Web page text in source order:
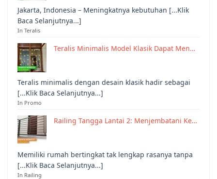
Jakarta, Indonesia – Meningkatnya kebutuhan [...Klik
Baca Selanjutnya...]
In Teralis
Teralis Minimalis Model Klasik Dapat Men…
Teralis minimalis dengan desain klasik hadir sebagai
[...Klik Baca Selanjutnya...]
In Promo
Railing Tangga Lantai 2: Menjembatani Ke…
Memiliki rumah bertingkat tak lengkap rasanya tanpa
[...Klik Baca Selanjutnya...]
In Railing